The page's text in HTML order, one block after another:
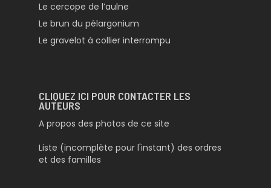
Le cercope de l’aulne
Le brun du pélargonium
Le gravelot à collier interrompu
CLIQUEZ ICI POUR CONTACTER LES
AUTEURS
A propos des photos de ce site
Liste (incomplète pour l'instant) des ordres
et des familles